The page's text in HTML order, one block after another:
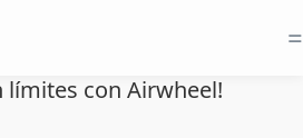
=
límites con Airwheel!